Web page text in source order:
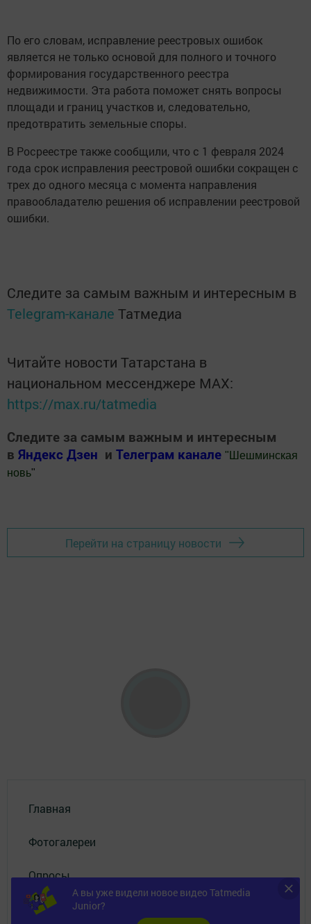
По его словам, исправление реестровых ошибок
является не только основой для полного и точного
формирования государственного реестра
недвижимости. Эта работа поможет снять вопросы
площади и границ участков и, следовательно,
предотвратить земельные споры.
В Росреестре также сообщили, что с 1 февраля 2024
года срок исправления реестровой ошибки сокращен с
трех до одного месяца с момента направления
правообладателю решения об исправлении реестровой
ошибки.
Следите за самым важным и интересным в
Telegram-канале Татмедиа
Читайте новости Татарстана в
национальном мессенджере MАХ:
https://max.ru/tatmedia
Следите за самым важным и интересным
в Яндекс Дзен и Телеграм канале " Шешминская
новь"
Перейти на страницу новости
Главная
Фотогалереи
Опросы
Документы
А вы уже видели новое видео Tatmedia
Junior?